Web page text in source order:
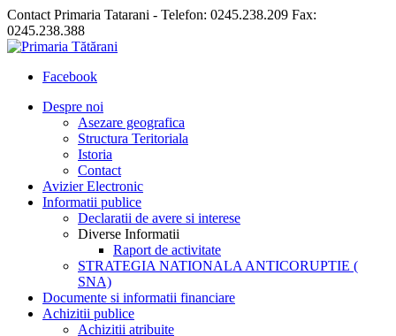
Contact Primaria Tatarani - Telefon: 0245.238.209 Fax:
0245.238.388
Facebook
Despre noi
Asezare geografica
Structura Teritoriala
Istoria
Contact
Avizier Electronic
Informatii publice
Declaratii de avere si interese
Diverse Informatii
Raport de activitate
STRATEGIA NATIONALA ANTICORUPTIE (
SNA)
Documente si informatii financiare
Achizitii publice
Achizitii atribuite